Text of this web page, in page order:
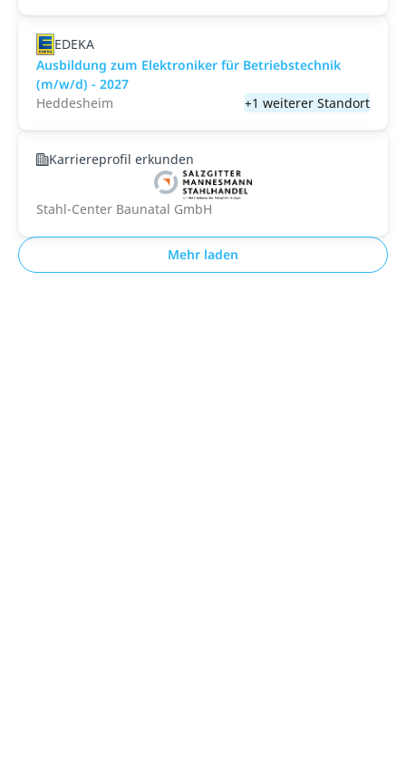
EDEKA
Ausbildung zum Elektroniker für Betriebstechnik
(m/w/d) - 2027
Heddesheim
+1 weiterer Standort
Karriereprofil erkunden
Stahl-Center Baunatal GmbH
Mehr laden